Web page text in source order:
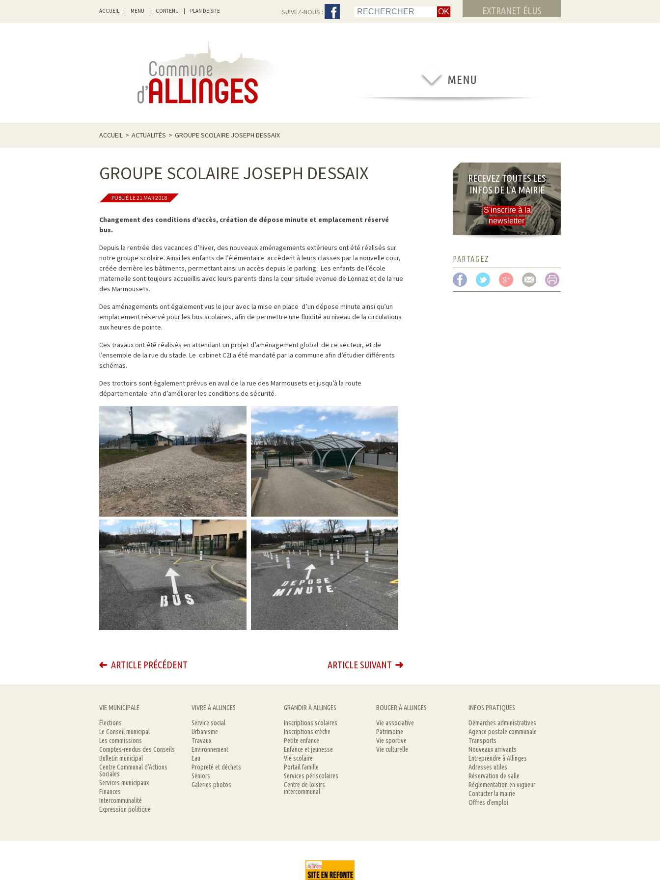
ACCUEIL MENU CONTENU PLAN DE SITE EXTRANET ÉLUS
SUIVEZ-NOUS :
ACCUEIL > ACTUALITÉS > GROUPE SCOLAIRE JOSEPH DESSAIX
GROUPE SCOLAIRE JOSEPH DESSAIX
PUBLIÉ LE 21 MAR 2018
Changement des conditions d’accès, création de dépose minute et emplacement réservé
bus.
Depuis la rentrée des vacances d’hiver, des nouveaux aménagements extérieurs ont été réalisés sur
notre groupe scolaire. Ainsi les enfants de l’élémentaire accèdent à leurs classes par la nouvelle cour,
créée derrière les bâtiments, permettant ainsi un accès depuis le parking. Les enfants de l’école
maternelle sont toujours accueillis avec leurs parents dans la cour située avenue de Lonnaz et de la rue
des Marmousets.
Des aménagements ont également vus le jour avec la mise en place d’un dépose minute ainsi qu’un
emplacement réservé pour les bus scolaires, afin de permettre une fluidité au niveau de la circulations
aux heures de pointe.
Ces travaux ont été réalisés en attendant un projet d’aménagement global de ce secteur, et de
l’ensemble de la rue du stade. Le cabinet C2I a été mandaté par la commune afin d’étudier différents
schémas.
Des trottoirs sont également prévus en aval de la rue des Marmousets et jusqu’à la route
départementale afin d’améliorer les conditions de sécurité.
ARTICLE PRÉCÉDENT ARTICLE SUIVANT
RECEVEZ TOUTES LES
INFOS DE LA MAIRIE
S'inscrire à la
newsletter
PARTAGEZ
VIE MUNICIPALE
Élections
Le Conseil municipal
Les commissions
Comptes-rendus des Conseils
Bulletin municipal
Centre Communal d’Actions
Sociales
Services municipaux
Finances
Intercommunalité
Expression politique
VIVRE À ALLINGES
Service social
Urbanisme
Travaux
Environnement
Eau
Propreté et déchets
Séniors
Galeries photos
GRANDIR À ALLINGES
Inscriptions scolaires
Inscriptions crèche
Petite enfance
Enfance et jeunesse
Vie scolaire
Portail famille
Services périscolaires
Centre de loisirs
intercommunal
BOUGER À ALLINGES
Vie associative
Patrimoine
Vie sportive
Vie culturelle
INFOS PRATIQUES
Démarches administratives
Agence postale communale
Transports
Nouveaux arrivants
Entreprendre à Allinges
Adresses utiles
Réservation de salle
Réglementation en vigueur
Contacter la mairie
Offres d’emploi